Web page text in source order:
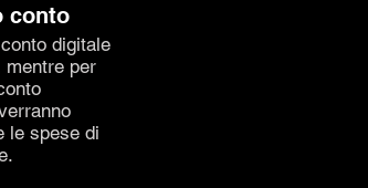
conto
digitale
mentre per
le spese di